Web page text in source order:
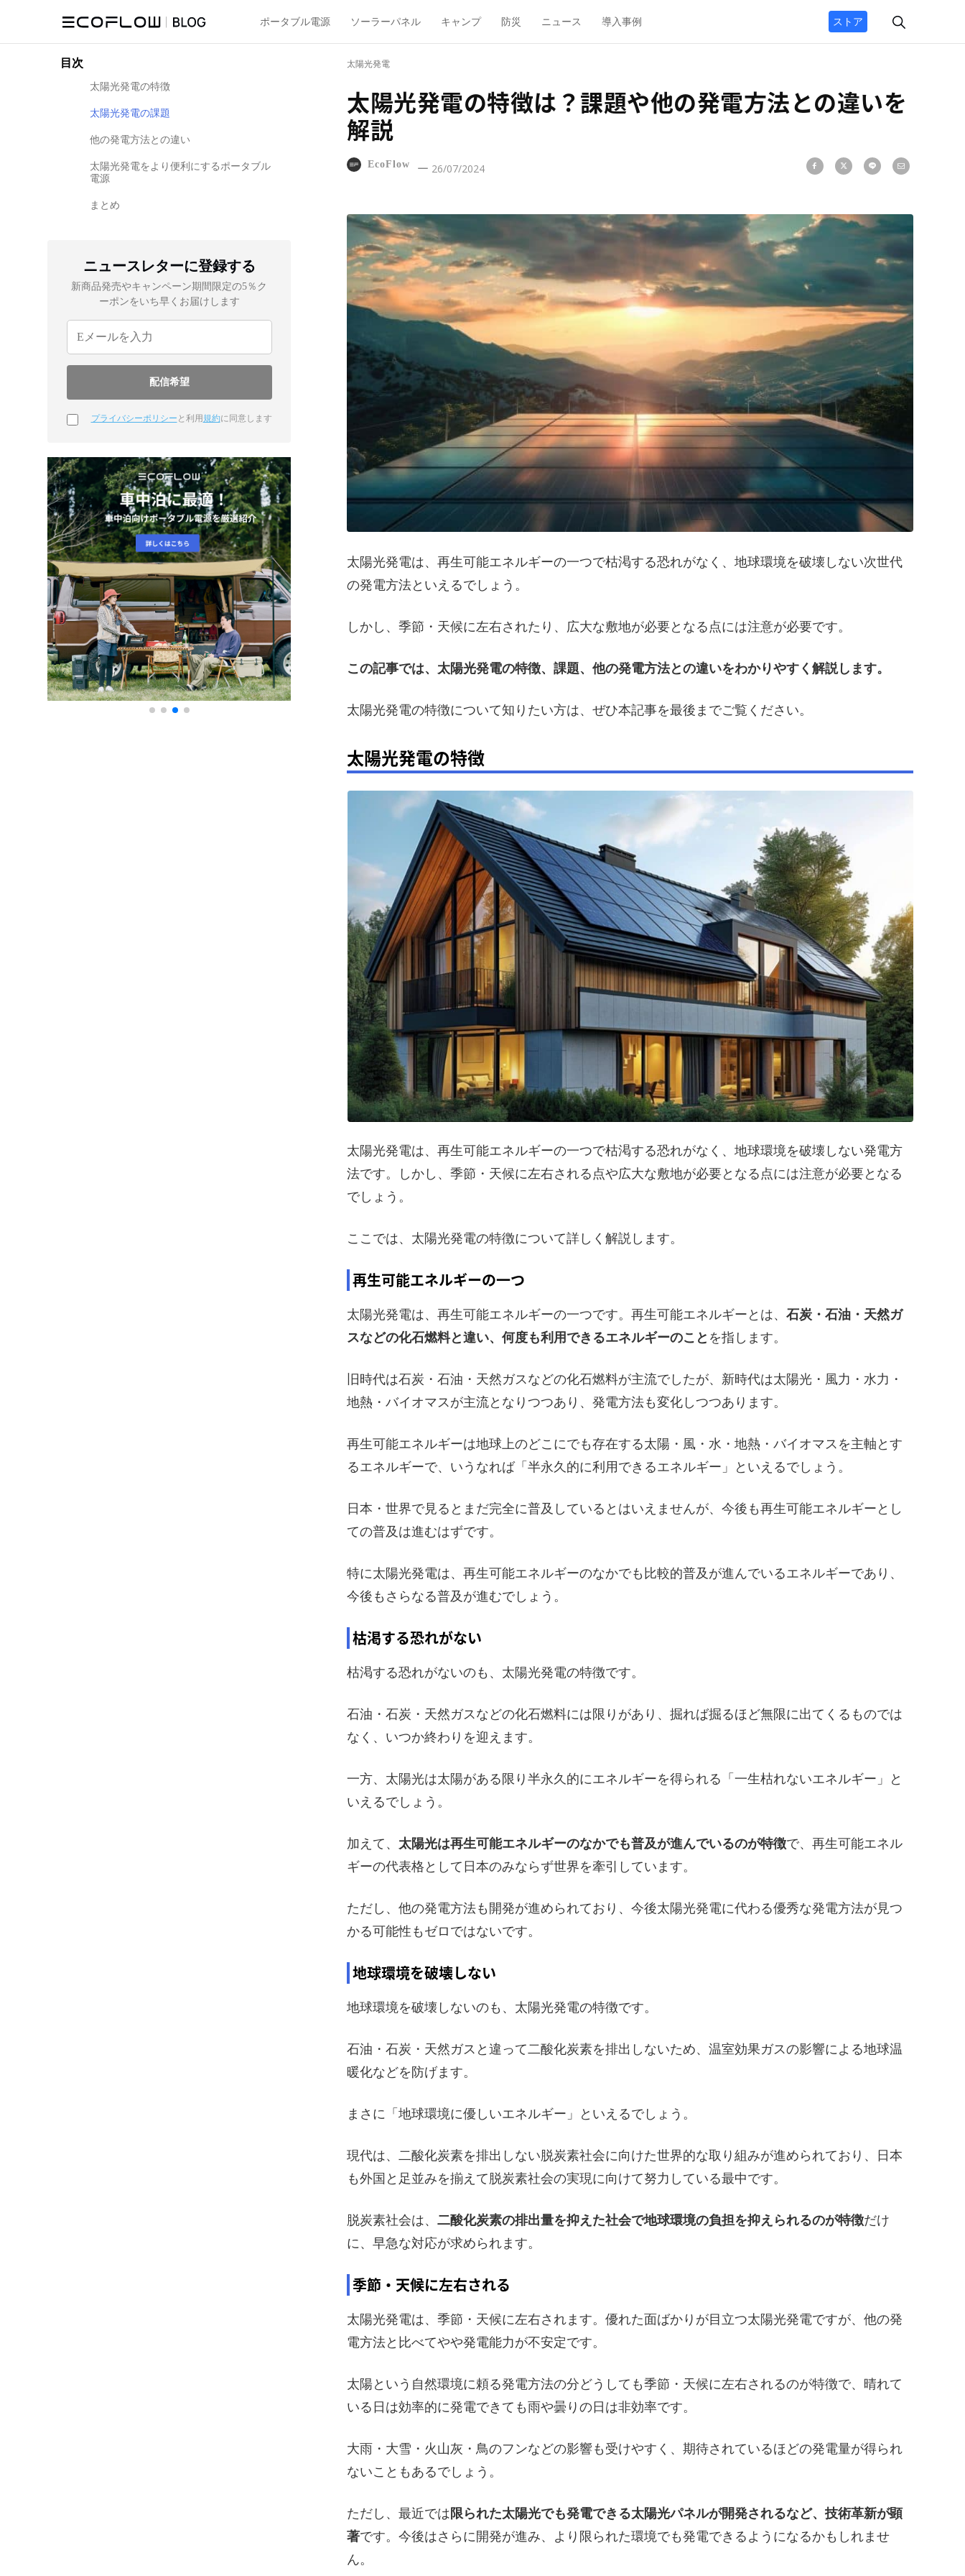
ポータブル電源 ソーラーパネル キャンプ 防災 ニュース 導入事例 ストア
目次
太陽光発電の特徴
太陽光発電の課題
他の発電方法との違い
太陽光発電をより便利にするポータブル
電源
まとめ
ニュースレターに登録する
新商品発売やキャンペーン期間限定の5％ク
ーポンをいち早くお届けします
プライバシーポリシー と利用規約に同意します
太陽光発電
太陽光発電の特徴は？課題や他の発電方法との違いを
解説
EcoFlow 26/07/2024
太陽光発電は、再生可能エネルギーの一つで枯渇する恐れがなく、地球環境を破壊しない次世代
の発電方法といえるでしょう。
しかし、季節・天候に左右されたり、広大な敷地が必要となる点には注意が必要です。
この記事では、太陽光発電の特徴、課題、他の発電方法との違いをわかりやすく解説します。
太陽光発電の特徴について知りたい方は、ぜひ本記事を最後までご覧ください。
太陽光発電の特徴
太陽光発電は、再生可能エネルギーの一つで枯渇する恐れがなく、地球環境を破壊しない発電方
法です。しかし、季節・天候に左右される点や広大な敷地が必要となる点には注意が必要となる
でしょう。
ここでは、太陽光発電の特徴について詳しく解説します。
再生可能エネルギーの一つ
太陽光発電は、再生可能エネルギーの一つです。再生可能エネルギーとは、石炭・石油・天然ガ
スなどの化石燃料と違い、何度も利用できるエネルギーのこと を指します。
旧時代は石炭・石油・天然ガスなどの化石燃料が主流でしたが、新時代は太陽光・風力・水力・
地熱・バイオマスが主流となりつつあり、発電方法も変化しつつあります。
再生可能エネルギーは地球上のどこにでも存在する太陽・風・水・地熱・バイオマスを主軸とす
るエネルギーで、いうなれば「半永久的に利用できるエネルギー」といえるでしょう。
日本・世界で見るとまだ完全に普及しているとはいえませんが、今後も再生可能エネルギーとし
ての普及は進むはずです。
特に太陽光発電は、再生可能エネルギーのなかでも比較的普及が進んでいるエネルギーであり、
今後もさらなる普及が進むでしょう。
枯渇する恐れがない
枯渇する恐れがないのも、太陽光発電の特徴です。
石油・石炭・天然ガスなどの化石燃料には限りがあり、掘れば掘るほど無限に出てくるものでは
なく、いつか終わりを迎えます。
一方、太陽光は太陽がある限り半永久的にエネルギーを得られる「一生枯れないエネルギー」と
いえるでしょう。
加えて、 太陽光は再生可能エネルギーのなかでも普及が進んでいるのが特徴で、再生可能エネル
ギーの代表格として日本のみならず世界を牽引しています。
ただし、他の発電方法も開発が進められており、今後太陽光発電に代わる優秀な発電方法が見つ
かる可能性もゼロではないです。
地球環境を破壊しない
地球環境を破壊しないのも、太陽光発電の特徴です。
石油・石炭・天然ガスと違って二酸化炭素を排出しないため、温室効果ガスの影響による地球温
暖化などを防げます。
まさに「地球環境に優しいエネルギー」といえるでしょう。
現代は、二酸化炭素を排出しない脱炭素社会に向けた世界的な取り組みが進められており、日本
も外国と足並みを揃えて脱炭素社会の実現に向けて努力している最中です。
脱炭素社会は、二酸化炭素の排出量を抑えた社会で地球環境の負担を抑えられるのが特徴だけ
に、早急な対応が求められます。
季節・天候に左右される
太陽光発電は、季節・天候に左右されます。優れた面ばかりが目立つ太陽光発電ですが、他の発
電方法と比べてやや発電能力が不安定です。
太陽という自然環境に頼る発電方法の分どうしても季節・天候に左右されるのが特徴で、晴れて
いる日は効率的に発電できても雨や曇りの日は非効率です。
大雨・大雪・火山灰・鳥のフンなどの影響も受けやすく、期待されているほどの発電量が得られ
ないこともあるでしょう。
ただし、最近では 限られた太陽光でも発電できる太陽光パネルが開発されるなど、技術革新が顕
著です。今後はさらに開発が進み、より限られた環境でも発電できるようになるかもしれませ
ん。